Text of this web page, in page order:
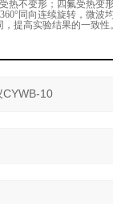
热不变形；四氟受热变
360°同向连续旋转，微波
，提高实验结果的一致性。